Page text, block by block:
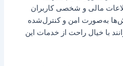
مالی و شخصی کاربران
به‌صورت امن و کنترل‌شده
با خیال راحت از خدمات این